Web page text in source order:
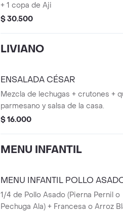
+ 1 copa de Aji
$ 30.500
LIVIANO
ENSALADA CÉSAR
Mezcla de lechugas + crutones +
parmesano y salsa de la casa.
$ 16.000
MENU INFANTIL
MENU INFANTIL POLLO
1/4 de Pollo Asado (Pierna Pernil o
Pechuga Ala) + Francesa o Arroz